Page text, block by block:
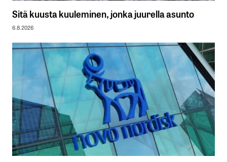
Sitä kuusta kuuleminen, jonka juurella asunto
6.8.2026